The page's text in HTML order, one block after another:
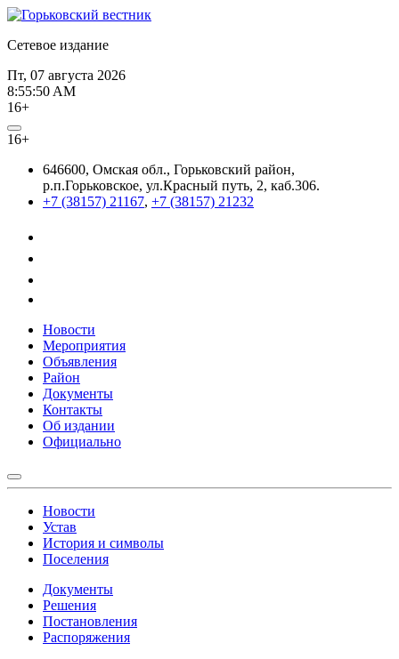
Сетевое издание
Пт, 07 августа 2026
8:55:50 AM
16+
16+
646600, Омская обл., Горьковский район,
р.п.Горьковское, ул.Красный путь, 2, каб.306.
+7 (38157) 21167, +7 (38157) 21232
Новости
Мероприятия
Объявления
Район
Документы
Контакты
Об издании
Официально
Новости
Устав
История и символы
Поселения
Документы
Решения
Постановления
Распоряжения